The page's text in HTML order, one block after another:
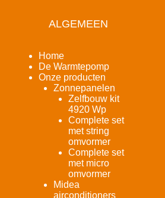
ALGEMEEN
Home
De Warmtepomp
Onze producten
Zonnepanelen
Zelfbouw kit
4920 Wp
Complete set
met string
omvormer
Complete set
met micro
omvormer
Midea
airconditioners